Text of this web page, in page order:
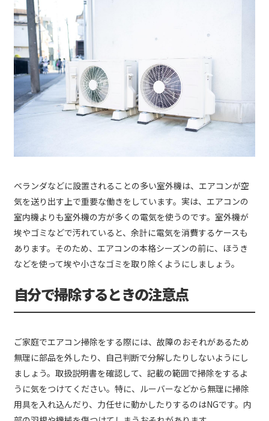
ベランダなどに設置されることの多い室外機は、エアコンが空
気を送り出す上で重要な働きをしています。実は、エアコンの
室内機よりも室外機の方が多くの電気を使うのです。室外機が
埃やゴミなどで汚れていると、余計に電気を消費するケースも
あります。そのため、エアコンの本格シーズンの前に、ほうき
などを使って埃や小さなゴミを取り除くようにしましょう。
自分で掃除するときの注意点
ご家庭でエアコン掃除をする際には、故障のおそれがあるため
無理に部品を外したり、自己判断で分解したりしないようにし
ましょう。取扱説明書を確認して、記載の範囲で掃除をするよ
うに気をつけてください。特に、ルーバーなどから無理に掃除
用具を入れ込んだり、力任せに動かしたりするのはNGです。内